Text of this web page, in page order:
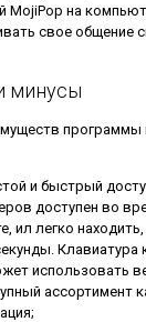
MojiPop на
свое общение
минусы
и быстрый
доступен во
ил легко
Клавиатура
использовать
ассортимент